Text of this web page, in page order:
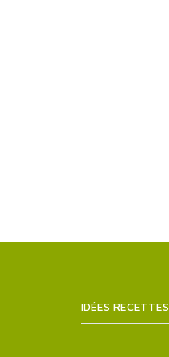
IDÉES RECETTES